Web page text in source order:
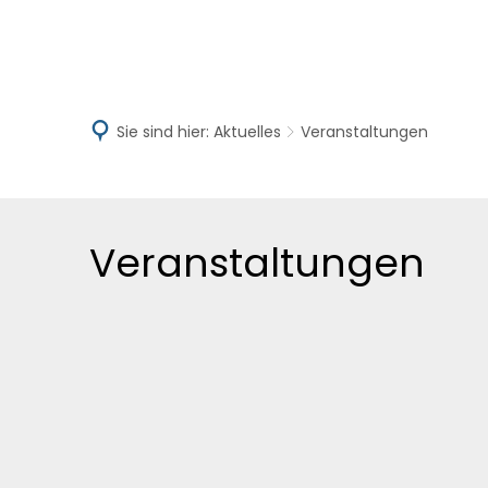
Sie sind hier: Aktuelles Veranstaltungen
Veranstaltungen